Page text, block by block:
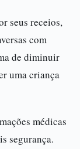
seus receios,
com
de diminuir
uma criança
médicas
segurança.